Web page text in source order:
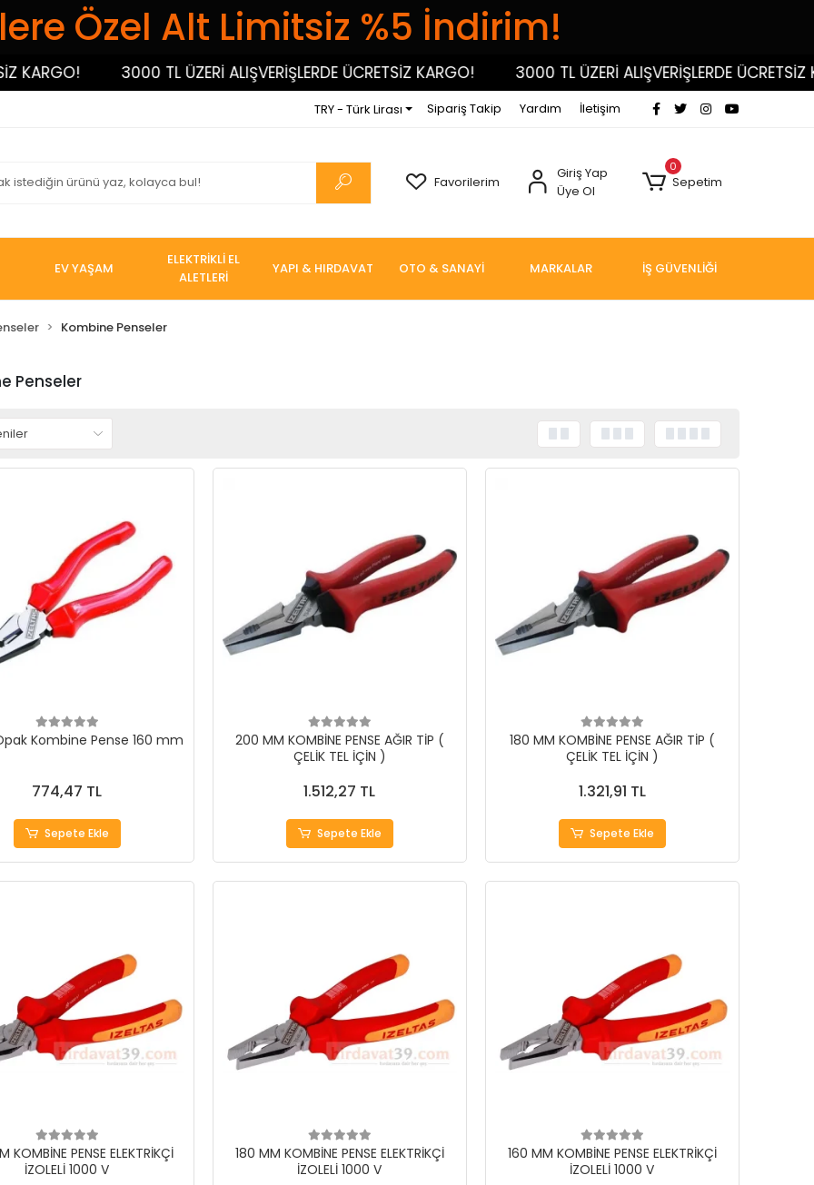
Özel Alt Limitsiz %5 İndirim!
3000 TL ÜZERİ ALIŞVERİŞLERDE ÜCRETSİZ KARGO! 3000 TL ÜZERİ ALIŞVERİŞLERDE ÜCRETSİZ
TRY - Türk Lirası Sipariş Takip Yardım İletişim
Favorilerim
Giriş Yap
Üye Ol
0
Sepetim
EV YAŞAM
ELEKTRİKLİ EL
ALETLERİ
YAPI & HIRDAVAT OTO & SANAYİ MARKALAR İŞ GÜVENLİĞİ
Kombine Penseler
Penseler
Kombine Pense 160 mm
774,47 TL
Sepete Ekle
200 MM KOMBİNE PENSE AĞIR TİP (
ÇELİK TEL İÇİN )
1.512,27 TL
Sepete Ekle
180 MM KOMBİNE PENSE AĞIR TİP (
ÇELİK TEL İÇİN )
1.321,91 TL
Sepete Ekle
KOMBİNE PENSE ELEKTRİKÇİ
İZOLELİ 1000 V
180 MM KOMBİNE PENSE ELEKTRİKÇİ
İZOLELİ 1000 V
160 MM KOMBİNE PENSE ELEKTRİKÇİ
İZOLELİ 1000 V